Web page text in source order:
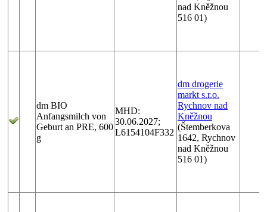
nad Kněžnou
516 01)
dm BIO
Anfangsmilch von
Geburt an PRE, 600
g
MHD:
30.06.2027;
L6154104F332
dm drogerie
markt s.r.o.
Rychnov nad
Kněžnou
(Štemberkova
1642, Rychnov
nad Kněžnou
516 01)